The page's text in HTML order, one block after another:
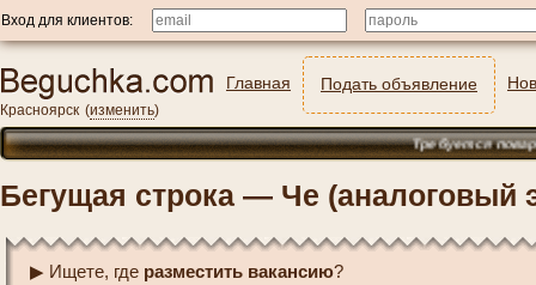
Вход для клиентов:
Красноярск (изменить)
Главная Подать объявление
Требуется повар
Бегущая строка — Че (аналоговый
▶ Ищете, где разместить вакансию?